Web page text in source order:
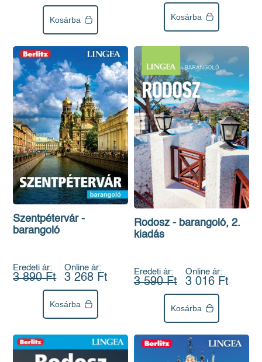
Kosárba Kosárba
Szentpétervár -
barangoló
Eredeti ár:
3 890 Ft
Online ár:
3 268 Ft
Kosárba
Rodosz - barangoló, 2.
kiadás
Eredeti ár:
3 590 Ft
Online ár:
3 016 Ft
Kosárba